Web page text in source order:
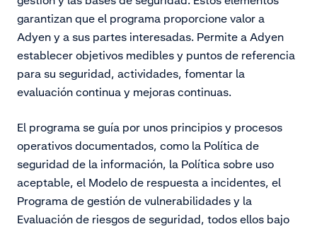
garantizan que el programa proporcione valor a
Adyen y a sus partes interesadas. Permite a Adyen
establecer objetivos medibles y puntos de referencia
para su seguridad, actividades, fomentar la
evaluación continua y mejoras continuas.
El programa se guía por unos principios y procesos
operativos documentados, como la Política de
seguridad de la información, la Política sobre uso
aceptable, el Modelo de respuesta a incidentes, el
Programa de gestión de vulnerabilidades y la
Evaluación de riesgos de seguridad, todos ellos bajo